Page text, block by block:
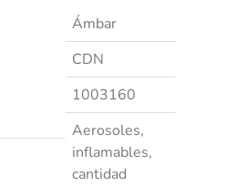
Ámbar
CDN
1003160
Aerosoles,
inflamables,
cantidad